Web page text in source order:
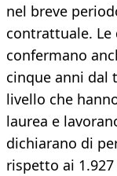
nel breve
contrattuale. Le
confermano
cinque anni dal
livello che
laurea e
dichiarano di
rispetto ai